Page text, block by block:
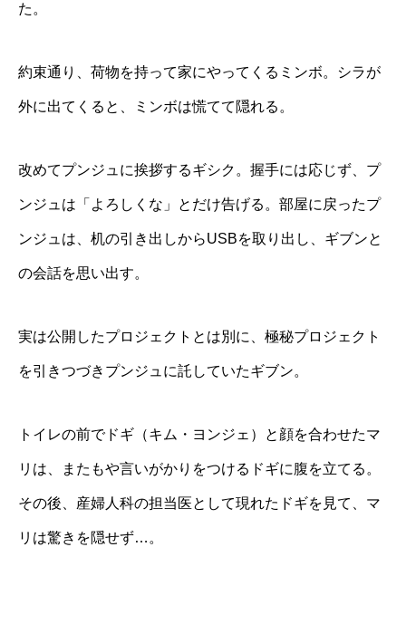
た。
約束通り、荷物を持って家にやってくるミンボ。シラが
外に出てくると、ミンボは慌てて隠れる。
改めてプンジュに挨拶するギシク。握手には応じず、プ
ンジュは「よろしくな」とだけ告げる。部屋に戻ったプ
ンジュは、机の引き出しからUSBを取り出し、ギブンと
の会話を思い出す。
実は公開したプロジェクトとは別に、極秘プロジェクト
を引きつづきプンジュに託していたギブン。
トイレの前でドギ（キム・ヨンジェ）と顔を合わせたマ
リは、またもや言いがかりをつけるドギに腹を立てる。
その後、産婦人科の担当医として現れたドギを見て、マ
リは驚きを隠せず…。